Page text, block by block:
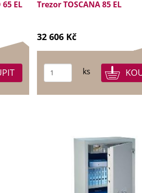
EL Trezor TOSCANA 85 EL
32 606 Kč
ks